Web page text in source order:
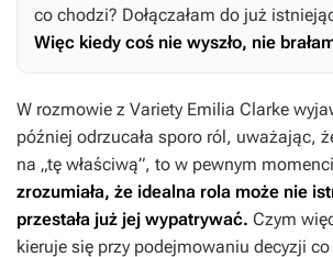
co chodzi? Dołączałam do już
Więc kiedy coś nie wyszło, nie
W rozmowie z Variety Emilia Clarke
później odrzucała sporo ról, uważając,
na „tę właściwą”, to w pewnym
zrozumiała, że idealna rola może nie
przestała już jej wypatrywać. Czym
kieruje się przy podejmowaniu decyzji